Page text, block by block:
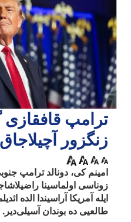
ترامپ
زنگزور
امینم کی، دونالد ترامپ
زوناسی اولماسینا
ایله آمریکا آراسیندا الده
طالعیی ده بوندان آسیلی‌دیر.